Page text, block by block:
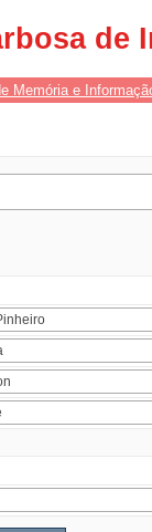
de
Memória e